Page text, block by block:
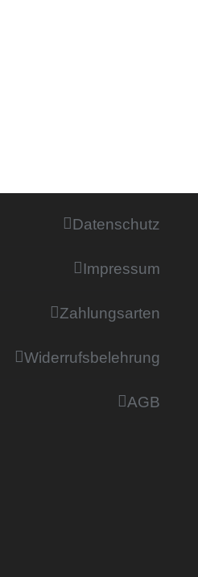
Datenschutz
Impressum
Zahlungsarten
Widerrufsbelehrung
AGB